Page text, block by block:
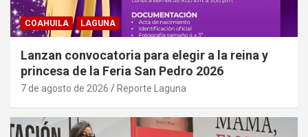
COAHUILA LAGUNA
Lanzan convocatoria para elegir a la reina y
princesa de la Feria San Pedro 2026
7 de agosto de 2026 Reporte Laguna